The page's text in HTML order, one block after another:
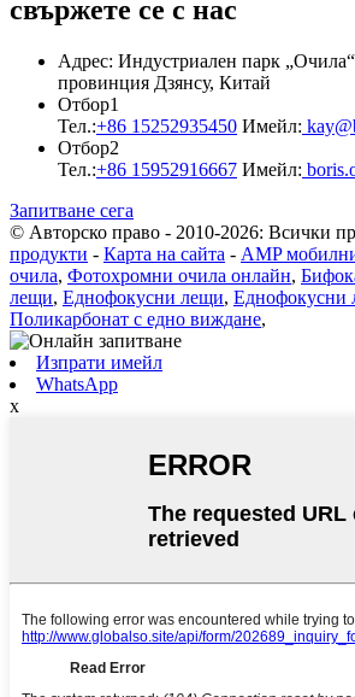
свържете се с нас
Адрес: Индустриален парк
провинция Дзянсу, Китай
Отбор1
Тел.:+86 15252935450 Имейл:
Отбор2
Тел.:+86 15952916667 Имейл:
Запитване сега
© Авторско право - 2010-2026: Всички
продукти - Карта на сайта - AMP
очила, Фотохромни очила онлайн,
лещи, Еднофокусни лещи, Еднофокусни
Поликарбонат с едно виждане,
Изпрати имейл
WhatsApp
x